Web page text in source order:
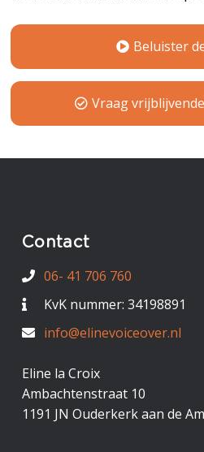
Beluister
Vraag
Contact
06- 41 706 760
KvK nummer: 34198891
info@elinevoiceover.nl
Eline la Croix
Ambachtenstraat 10
1191 JN Ouderkerk aan de